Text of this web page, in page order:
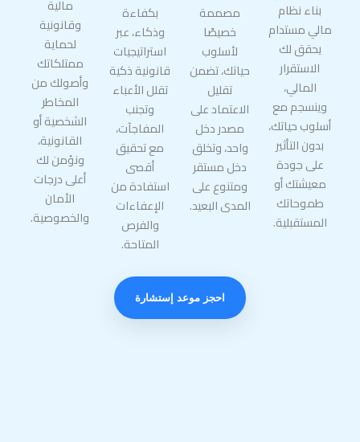
بناء نظام
مالي مستدام
يحقق لك
الاستقرار
المالي،
وينسجم مع
أسلوب حياتك،
بدون التأثير
على جودة
معيشتك أو
طموحاتك
المستقبلية.
مصممة
خصيصًا
لأسلوب
حياتك، تضمن
تقليل
الاعتماد على
مصدر دخل
واحد، وتخلق
دخل مستقر
ومتنوع على
المدى البعيد.
بكفاءة
وذكاء، عبر
استراتيجيات
قانونية ذكية
تقلل الأعباء
وتجنب
المفاجآت،
مع تحقيق
أقصى
استفادة من
الإعفاءات
والفرص
المتاحة.
مالية
وقانونية
لحماية
ممتلكاتك
وأصولك من
المخاطر
الشخصية أو
القانونية،
ونؤمن لك
أعلى درجات
الأمان
والخصوصية.
احجز موعد إستشارة